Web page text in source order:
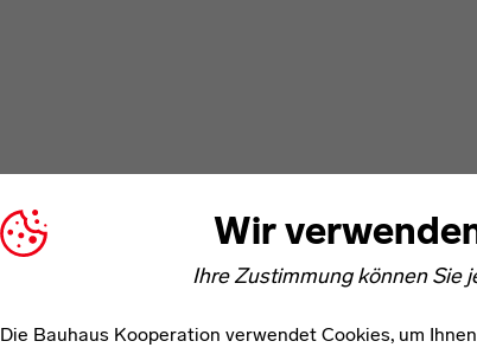
Wir
Ihre Zustimmung können Sie
Die Bauhaus Kooperation verwendet Cookies, um